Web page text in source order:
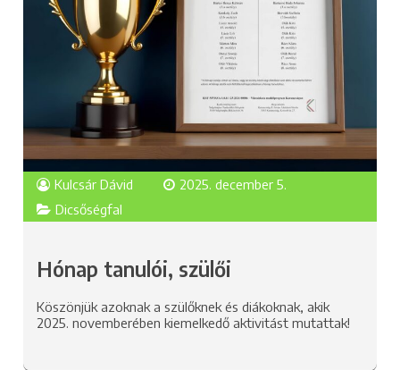
Kulcsár Dávid
2025. december 5.
Dicsőségfal
Hónap tanulói, szülői
Köszönjük azoknak a szülőknek és diákoknak, akik
2025. novemberében kiemelkedő aktivitást mutattak!